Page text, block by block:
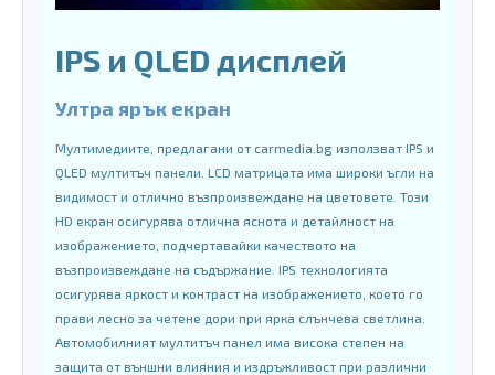
IPS и QLED дисплей
Ултра ярък екран
Мултимедиите, предлагани от carmedia.bg използват IPS и
QLED мултитъч панели. LCD матрицата има широки ъгли на
видимост и отлично възпроизвеждане на цветовете. Този
HD екран осигурява отлична яснота и детайлност на
изображението, подчертавайки качеството на
възпроизвеждане на съдържание. IPS технологията
осигурява яркост и контраст на изображението, което го
прави лесно за четене дори при ярка слънчева светлина.
Автомобилният мултитъч панел има висока степен на
защита от външни влияния и издръжливост при различни